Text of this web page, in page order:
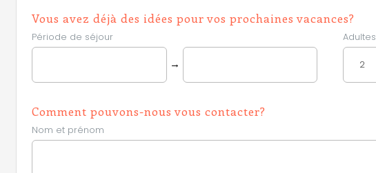
Vous avez déjà des idées pour vos prochaines vacances?
Période de séjour
→
Adultes
2
Comment pouvons-nous vous contacter?
Nom et prénom